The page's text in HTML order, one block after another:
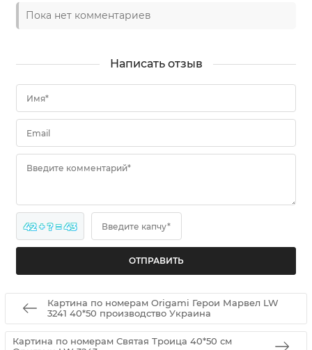
Пока нет комментариев
Написать отзыв
Имя*
Email
Введите комментарий*
42 + ? = 43 Введите капчу*
Картина по номерам Origami Герои Марвел LW
3241 40*50 производство Украина
Картина по номерам Святая Троица 40*50 см